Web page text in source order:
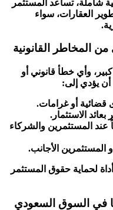
شاملة، تساعد المستثمر
العقارات، سواء
وأي خطأ قانوني أو
يؤدي إلى:
أو غرامات.
الاستثمار.
المستثمرين والشركاء
المستثمرين الأجانب.
لحماية حقوق المستثمر